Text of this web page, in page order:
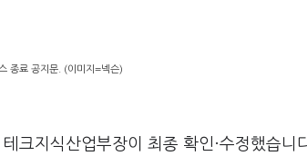
종료 공지문. (이미지=넥슨)
크지식산업부장이 최종 확인·수정했습니